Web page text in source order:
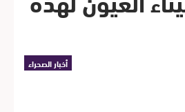
أخبار الصحراء